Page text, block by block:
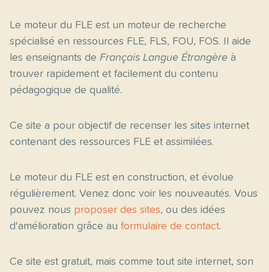
Le moteur du FLE est un moteur de recherche
spécialisé en ressources FLE, FLS, FOU, FOS. Il aide
les enseignants de Français Langue Étrangère à
trouver rapidement et facilement du contenu
pédagogique de qualité.
Ce site a pour objectif de recenser les sites internet
contenant des ressources FLE et assimilées.
Le moteur du FLE est en construction, et évolue
régulièrement. Venez donc voir les nouveautés. Vous
pouvez nous proposer des sites, ou des idées
d'amélioration grâce au formulaire de contact.
Ce site est gratuit, mais comme tout site internet, son